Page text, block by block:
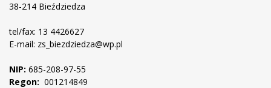
38-214 Bieździedza
tel/fax: 13 4426627
E-mail: zs_biezdziedza@wp.pl
NIP: 685-208-97-55
Regon: 001214849